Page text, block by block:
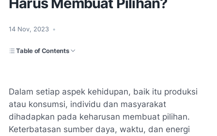
14 Nov, 2023 •
Table of Contents
Dalam setiap aspek kehidupan, baik itu produksi
atau konsumsi, individu dan masyarakat
dihadapkan pada keharusan membuat pilihan.
Keterbatasan sumber daya, waktu, dan energi